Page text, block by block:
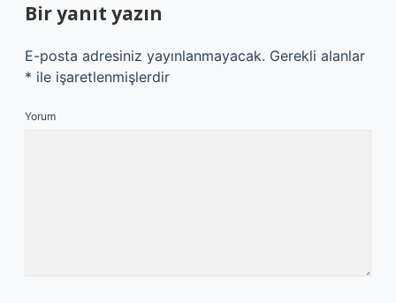
Bir yanıt yazın
E-posta adresiniz yayınlanmayacak. Gerekli alanlar
* ile işaretlenmişlerdir
Yorum